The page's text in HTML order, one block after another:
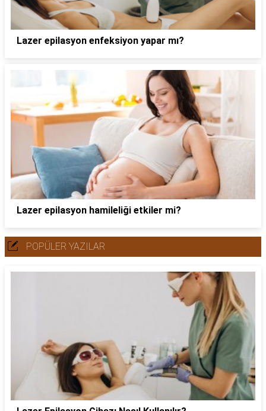
Lazer epilasyon enfeksiyon yapar mı?
Lazer epilasyon hamileliği etkiler mi?
POPÜLER YAZILAR